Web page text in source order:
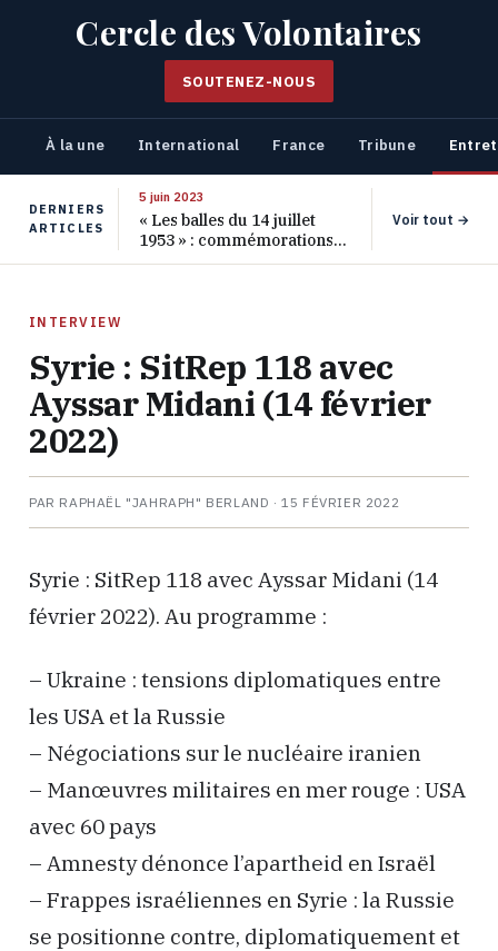
Cercle des Volontaires
SOUTENEZ-NOUS
À la une International France Tribune
DERNIERS
ARTICLES
5 juin 2023
« Les balles du 14 juillet
1953 » : commémorations
pour les 70 ans de ce
Voir tout →
INTERVIEW
Syrie : SitRep 118 avec
Ayssar Midani (14 février
2022)
PAR RAPHAËL "JAHRAPH" BERLAND ·15 FÉVRIER 2022
Syrie : SitRep 118 avec Ayssar Midani (14
février 2022). Au programme :
– Ukraine : tensions diplomatiques entre
les USA et la Russie
– Négociations sur le nucléaire iranien
– Manœuvres militaires en mer rouge : USA
avec 60 pays
– Amnesty dénonce l’apartheid en Israël
– Frappes israéliennes en Syrie : la Russie
se positionne contre, diplomatiquement et